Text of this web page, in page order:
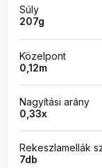
Súly
207g
Közelpont
0,12m
Nagyítási arány
0,33x
Rekeszlamellák
7db